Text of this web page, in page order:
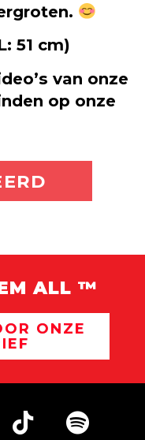
51 cm)
van onze
op onze
MIJ
ALL ™
ONZE